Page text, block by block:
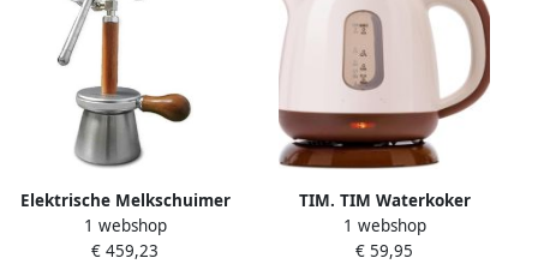
Elektrische Melkschuimer
Stoomapparaat
Melkopschuimer Barista
1 webshop
€ 459,23
TIM. TIM Waterkoker
Elektrische Waterkoker RVS
Waterkoker Bruin 21cm x
1 webshop
€ 59,95